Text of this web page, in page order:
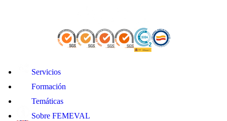
Servicios
Formación
Temáticas
Sobre FEMEVAL